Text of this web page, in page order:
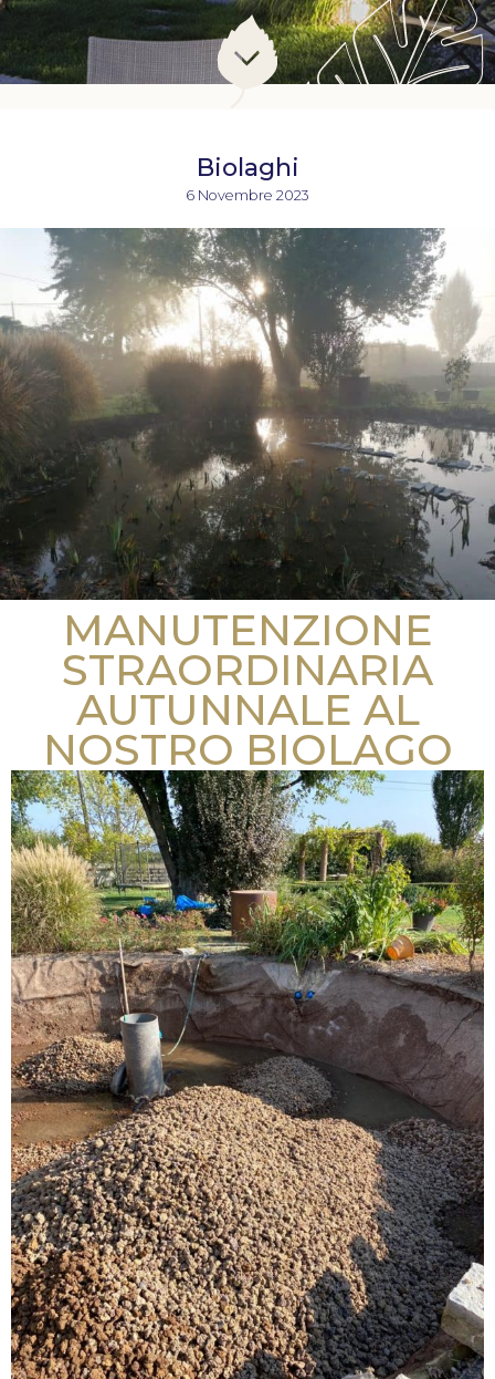
Biolaghi
6 Novembre 2023
MANUTENZIONE
STRAORDINARIA
AUTUNNALE AL
NOSTRO BIOLAGO